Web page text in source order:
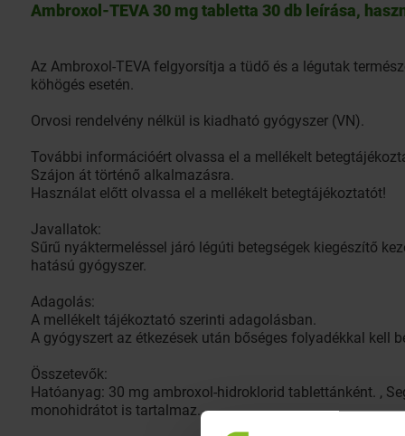
Ambroxol-TEVA 30 mg tabletta 30 db leírása,
Az Ambroxol-TEVA felgyorsítja a tüdő és a légutak
köhögés esetén.
Orvosi rendelvény nélkül is kiadható gyógyszer (VN).
További információért olvassa el a mellékelt
Szájon át történő alkalmazásra.
Használat előtt olvassa el a mellékelt betegtájékoztatót!
Javallatok:
Sűrű nyáktermeléssel járó légúti betegségek kiegészítő
hatású gyógyszer.
Adagolás:
A mellékelt tájékoztató szerinti adagolásban.
A gyógyszert az étkezések után bőséges folyadékkal kell
Összetevők:
Hatóanyag: 30 mg ambroxol-hidroklorid tablettánként. ,
monohidrátot is tartalmaz.